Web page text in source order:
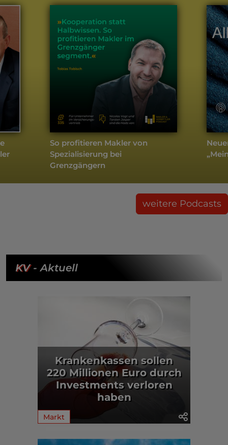
So profitieren Makler von
Spezialisierung bei
Grenzgängern
weitere Podcasts
KV- Aktuell
Krankenkassen sollen
220 Millionen Euro durch
Investments verloren
haben
Markt